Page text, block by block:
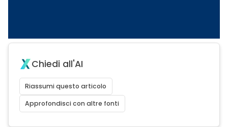
Chiedi all'AI
Riassumi questo articolo
Approfondisci con altre fonti